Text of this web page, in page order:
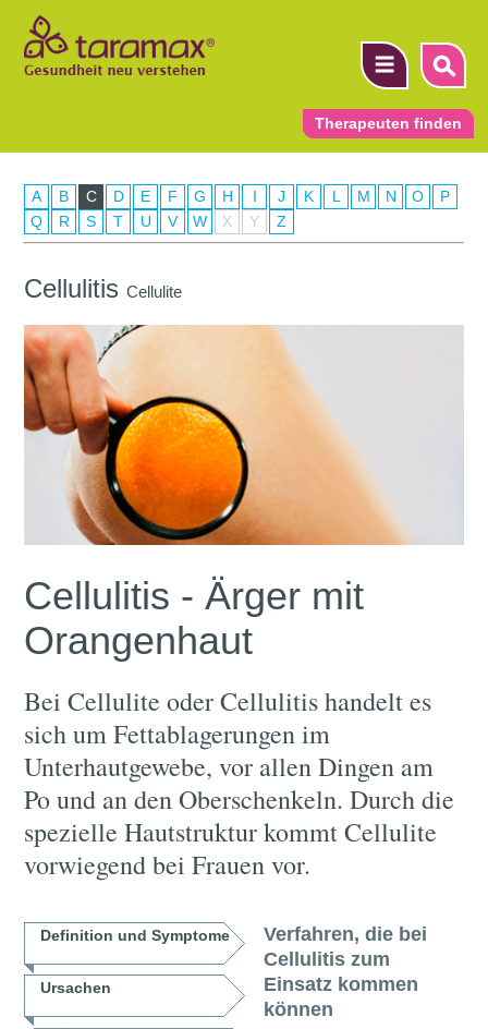
Therapeuten finden
A B C D E F G H I J K L M N O
P
Q
R S T U V W X Y Z
CellulitisCellulite
Cellulitis - Ärger mit
Orangenhaut
Bei Cellulite oder Cellulitis handelt es
sich um Fettablagerungen im
Unterhautgewebe, vor allen Dingen am
Po und an den Oberschenkeln. Durch die
spezielle Hautstruktur kommt Cellulite
vorwiegend bei Frauen vor.
Definition und Symptome
Ursachen
Verfahren, die bei
Cellulitis zum
Einsatz kommen
können